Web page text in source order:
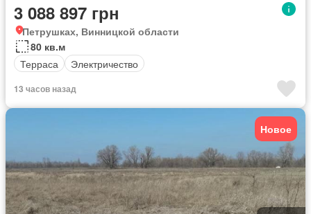
3 088 897 грн
Петрушках, Винницкой области
80 кв.м
Терраса
Электричество
13 часов назад
Новое